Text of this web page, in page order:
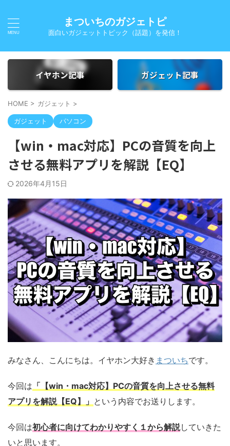
まついちのガジェトピ
面白いガジェットトピック（話題）を発信！
イヤホン記事 ガジェット記事
HOME > ガジェット >
ガジェット パソコン
【win・mac対応】PCの音質を向上
させる無料アプリを解説【EQ】
2026年4月15日
みなさん、こんにちは。イヤホン大好き まついちです。
今回は 「【win・mac対応】PCの音質を向上させる無料
アプリを解説【EQ】」 という内容でお送りします。
今回は初心者に向けてわかりやすく１から解説していきた
いと思います。